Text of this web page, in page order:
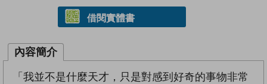
借閱實體書
內容簡介
「我並不是什麼天才，只是對感到好奇的事物非常